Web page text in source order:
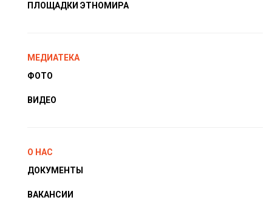
ПЛОЩАДКИ ЭТНОМИРА
МЕДИАТЕКА
ФОТО
ВИДЕО
О НАС
ДОКУМЕНТЫ
ВАКАНСИИ